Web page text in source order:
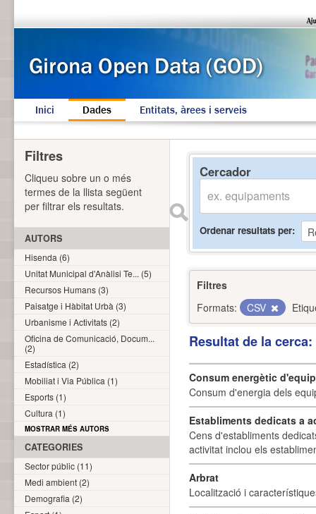
Inici Dades Entitats, àrees i serveis
Cercador
Ordenar resultats per
Filtres
Formats:
CSV
Resultat de la
Consum energètic
Consum d'energia dels
Establiments dedicats a
Cens d'establiments
activitat inclou els
Arbrat
Localització i
Filtres
Cliqueu sobre un o més
termes de la llista següent
per filtrar els resultats.
AUTORS
Hisenda (6)
Unitat Municipal d'Anàlisi Te... (5)
Recursos Humans (3)
Paisatge i Hàbitat Urbà (3)
Urbanisme i Activitats (2)
Oficina de Comunicació, Docum...
(2)
Estadística (2)
Mobiliat i Via Pública (1)
Esports (1)
Cultura (1)
MOSTRAR MÉS AUTORS
CATEGORIES
Sector públic (11)
Medi ambient (2)
Demografia (2)